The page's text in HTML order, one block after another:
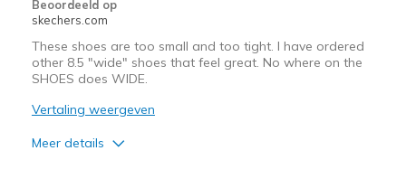
Beoordeeld op
skechers.com
These shoes are too small and too tight. I have ordered
other 8.5 "wide" shoes that feel great. No where on the
SHOES does WIDE.
Vertaling weergeven
Meer details